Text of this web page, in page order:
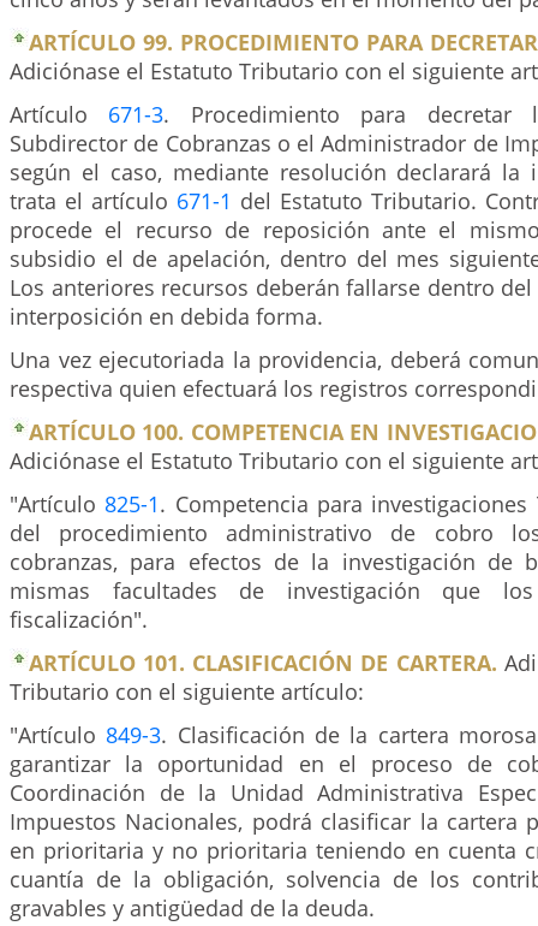
ARTÍCULO 99. PROCEDIMIENTO PARA
Adiciónase el Estatuto Tributario con el siguiente
Artículo 671-3. Procedimiento para decretar
Subdirector de Cobranzas o el Administrador de
según el caso, mediante resolución declarará la
trata el artículo 671-1 del Estatuto Tributario.
procede el recurso de reposición ante el
subsidio el de apelación, dentro del mes
Los anteriores recursos deberán fallarse dentro
interposición en debida forma.
Una vez ejecutoriada la providencia, deberá
respectiva quien efectuará los registros
ARTÍCULO 100. COMPETENCIA EN
Adiciónase el Estatuto Tributario con el siguiente
"Artículo 825-1. Competencia para
del procedimiento administrativo de cobro
cobranzas, para efectos de la investigación de
mismas facultades de investigación que
fiscalización".
ARTÍCULO 101. CLASIFICACIÓN DE CARTERA.
Tributario con el siguiente artículo:
"Artículo 849-3. Clasificación de la cartera
garantizar la oportunidad en el proceso de
Coordinación de la Unidad Administrativa
Impuestos Nacionales, podrá clasificar la cartera
en prioritaria y no prioritaria teniendo en cuenta
cuantía de la obligación, solvencia de los
gravables y antigüedad de la deuda.